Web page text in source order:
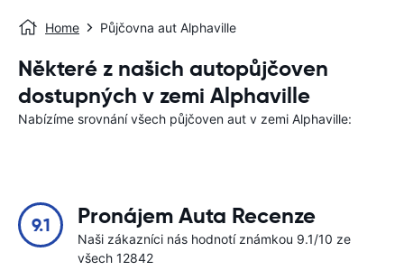
Home Půjčovna aut Alphaville
Některé z našich autopůjčoven
dostupných v zemi Alphaville
Nabízíme srovnání všech půjčoven aut v zemi Alphaville:
9.1 Pronájem Auta Recenze
Naši zákazníci nás hodnotí známkou 9.1/10 ze
všech 12842